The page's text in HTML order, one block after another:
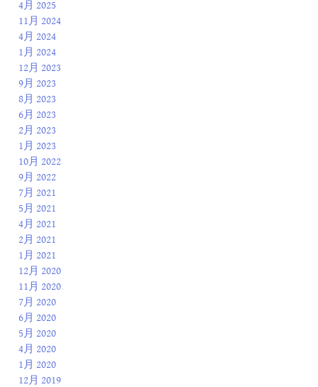
4月 2025
11月 2024
4月 2024
1月 2024
12月 2023
9月 2023
8月 2023
6月 2023
2月 2023
1月 2023
10月 2022
9月 2022
7月 2021
5月 2021
4月 2021
2月 2021
1月 2021
12月 2020
11月 2020
7月 2020
6月 2020
5月 2020
4月 2020
1月 2020
12月 2019